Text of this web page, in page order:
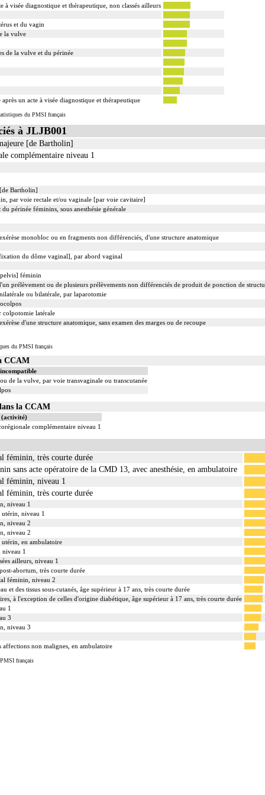
visée diagnostique et thérapeutique, non classés ailleurs
et du vagin
la vulve
de la vulve et du périnée
un acte à visée diagnostique et thérapeutique
du PMSI français
à JLJB001
[de Bartholin]
complémentaire niveau 1
Bartholin]
par voie rectale et/ou vaginale [par voie cavitaire]
périnée féminins, sous anesthésie générale
monobloc ou en fragments non différenciés, d'une structure anatomique
du dôme vaginal], par abord vaginal
féminin
prélèvement ou de plusieurs prélèvements non différenciés de produit de ponction de
ou bilatérale, par laparotomie
colpotomie latérale
d'une structure anatomique, sans examen des marges ou de recoupe
du PMSI français
CCAM
de la vulve, par voie transvaginale ou transcutanée
la CCAM
(activité)
complémentaire niveau 1
féminin, très courte durée
sans acte opératoire de la CMD 13, avec anesthésie, en ambulatoire
féminin, niveau 1
féminin, très courte durée
niveau 1
niveau 1
niveau 2
niveau 2
en ambulatoire
niveau 1
ailleurs, niveau 1
abortum, très courte durée
féminin, niveau 2
et des tissus sous-cutanés, âge supérieur à 17 ans, très courte durée
à l'exception de celles d'origine diabétique, âge supérieur à 17 ans, très courte durée
1
3
niveau 3
affections non malignes, en ambulatoire
français